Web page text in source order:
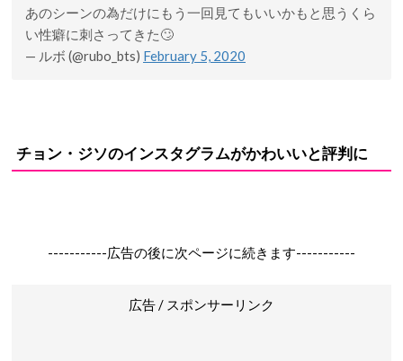
あのシーンの為だけにもう一回見てもいいかもと思うくら
い性癖に刺さってきた🙄
— ルボ (@rubo_bts) February 5, 2020
チョン・ジソのインスタグラムがかわいいと評判に
-----------広告の後に次ページに続きます-----------
広告 / スポンサーリンク